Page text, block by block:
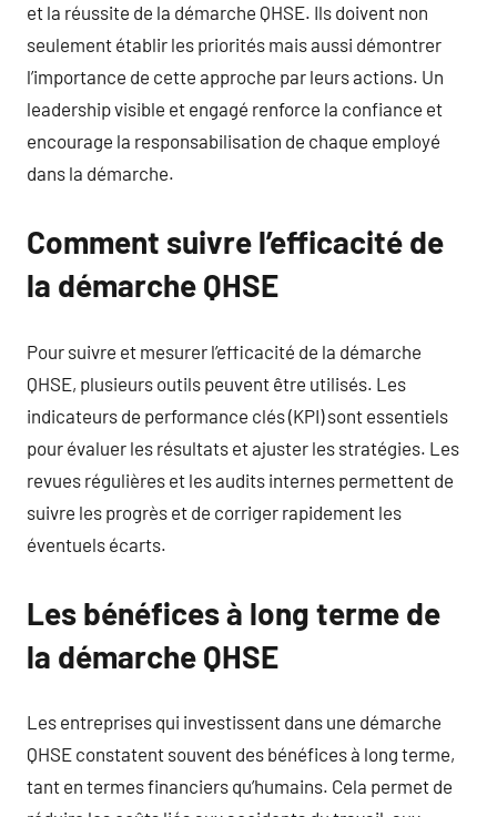
et la réussite de la démarche QHSE. Ils doivent non
seulement établir les priorités mais aussi démontrer
l’importance de cette approche par leurs actions. Un
leadership visible et engagé renforce la confiance et
encourage la responsabilisation de chaque employé
dans la démarche.
Comment suivre l’efficacité de
la démarche QHSE
Pour suivre et mesurer l’efficacité de la démarche
QHSE, plusieurs outils peuvent être utilisés. Les
indicateurs de performance clés (KPI) sont essentiels
pour évaluer les résultats et ajuster les stratégies. Les
revues régulières et les audits internes permettent de
suivre les progrès et de corriger rapidement les
éventuels écarts.
Les bénéfices à long terme de
la démarche QHSE
Les entreprises qui investissent dans une démarche
QHSE constatent souvent des bénéfices à long terme,
tant en termes financiers qu’humains. Cela permet de